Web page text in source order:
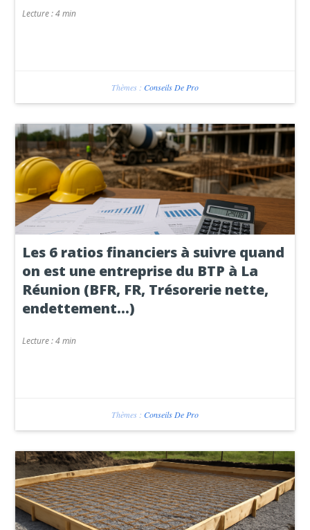
Lecture :4 min
Thèmes : Conseils De Pro
Les 6 ratios financiers à suivre quand
on est une entreprise du BTP à La
Réunion (BFR, FR, Trésorerie nette,
endettement…)
Lecture :4 min
Thèmes : Conseils De Pro